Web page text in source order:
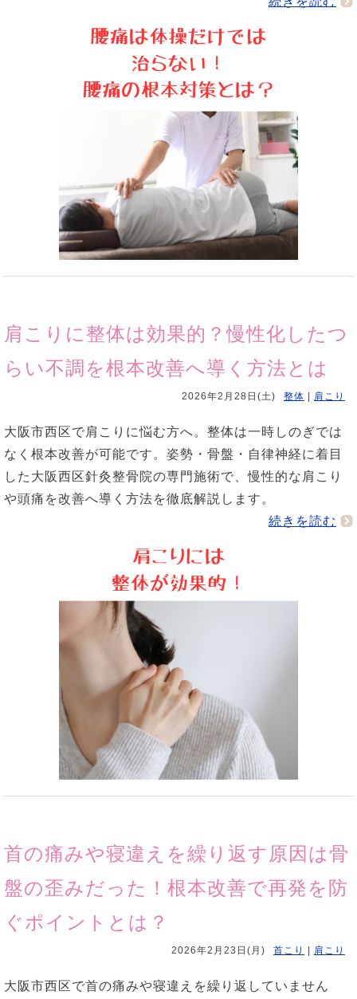
肩こりに整体は効果的？慢性化したつ
らい不調を根本改善へ導く方法とは
2026年2月28日(土) 整体 肩こり
大阪市西区で肩こりに悩む方へ。整体は一時しのぎでは
なく根本改善が可能です。姿勢・骨盤・自律神経に着目
した大阪西区針灸整骨院の専門施術で、慢性的な肩こり
や頭痛を改善へ導く方法を徹底解説します。
続きを読む
首の痛みや寝違えを繰り返す原因は骨
盤の歪みだった！根本改善で再発を防
ぐポイントとは？
2026年2月23日(月) 首こり 肩こり
大阪市西区で首の痛みや寝違えを繰り返していません